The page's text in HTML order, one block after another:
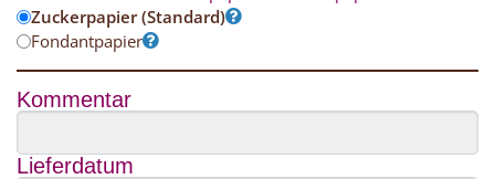
Zuckerpapier (Standard)
Fondantpapier
Kommentar
Lieferdatum